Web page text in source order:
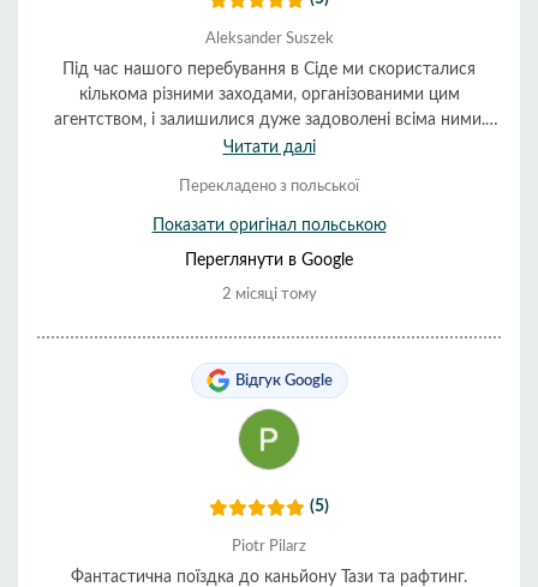
Aleksander Suszek
Під час нашого перебування в Сіде ми скористалися
кількома різними заходами, організованими цим
агентством, і залишилися дуже задоволені всіма ними.
Організація була чудовою, а обслуговування дуже
вчасно. Ми дуже рекомендуємо їх.
Читати далі
Перекладено з польської
Показати оригінал польською
Переглянути в Google
2 місяці тому
Відгук Google
(5)
Piotr Pilarz
Фантастична поїздка до каньйону Тази та рафтинг.